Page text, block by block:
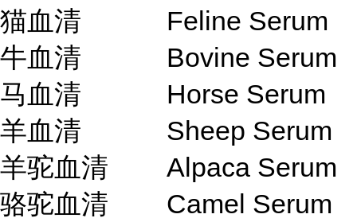
猫血清
Feline Serum
牛血清
Bovine Serum
马血清
Horse Serum
羊血清
Sheep Serum
羊驼血清
Alpaca Serum
骆驼血清
Camel Serum